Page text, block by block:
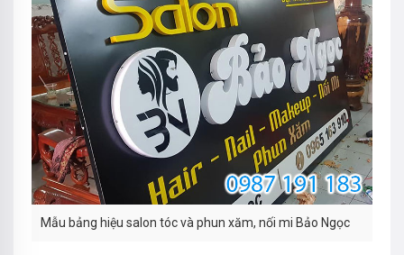
Mẫu bảng hiệu salon tóc và phun xăm, nối mi Bảo Ngọc